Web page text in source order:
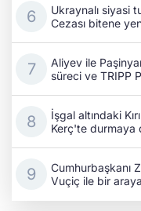
Ukraynalı siyasi
Cezası bitene
Aliyev ile
süreci ve TRIPP
İşgal altındaki
Kerç'te durmaya
Cumhurbaşkanı
Vuçiç ile bir